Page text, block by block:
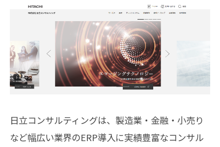
日立コンサルティングは、製造業・金融・小売り
など幅広い業界のERP導入に実績豊富なコンサル